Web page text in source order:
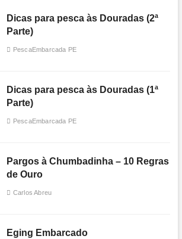
Dicas para pesca às Douradas (2ª
Parte)
PescaEmbarcada PE
Dicas para pesca às Douradas (1ª
Parte)
PescaEmbarcada PE
Pargos à Chumbadinha – 10 Regras
de Ouro
Carlos Abreu
Eging Embarcado